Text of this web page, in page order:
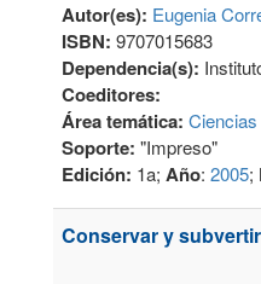
Autor(es): Eugenia
ISBN:9707015683
Dependencia(s):
Coeditores:
Área temática:
Soporte: "Impreso"
Edición: 1a;Año:2005;
Conservar y subvertir